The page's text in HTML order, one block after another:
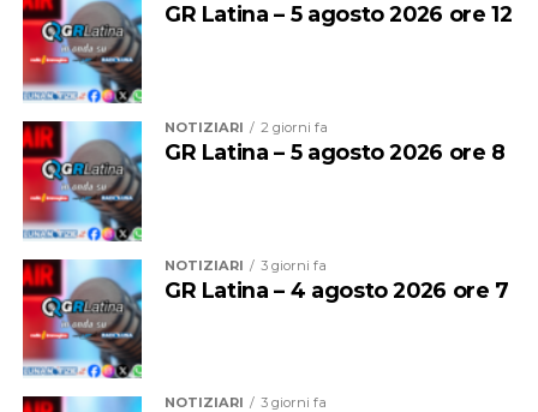
GR Latina – 5 agosto 2026 ore 12
NOTIZIARI 2 giorni fa
GR Latina – 5 agosto 2026 ore 8
NOTIZIARI 3 giorni fa
GR Latina – 4 agosto 2026 ore 7
NOTIZIARI 3 giorni fa